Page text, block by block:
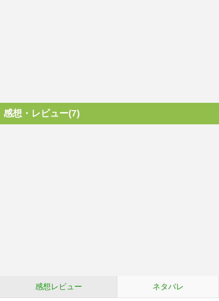
感想・レビュー(7)
感想レビュー ネタバレ